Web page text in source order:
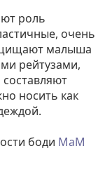
роль
очень
малыша
рейтузами,
носить как
боди МаМ